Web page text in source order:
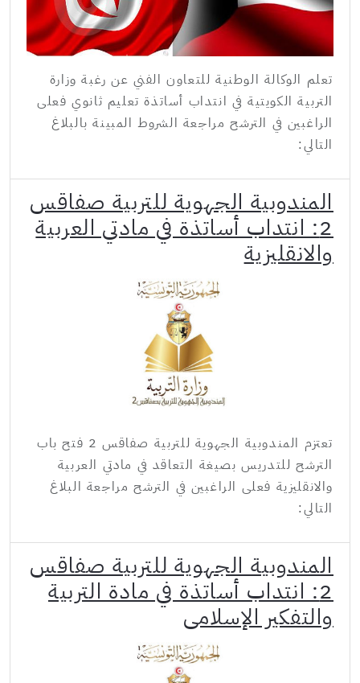
تعلم الوكالة الوطنية للتعاون الفني عن رغبة وزارة
التربية الكويتية في انتداب أساتذة تعليم ثانوي فعلى
الراغبين في الترشح مراجعة الشروط المبينة بالبلاغ
التالي:
المندوبية الجهوية للتربية صفاقس
2: انتداب أساتذة في مادتي العربية
والانقليزية
تعتزم المندوبية الجهوية للتربية صفاقس 2 فتح باب
الترشح للتدريس بصيغة التعاقد في مادتي العربية
والانقليزية فعلى الراغبين في الترشح مراجعة البلاغ
التالي:
المندوبية الجهوية للتربية صفاقس
2: انتداب أساتذة في مادة التربية
والتفكير الإسلامي